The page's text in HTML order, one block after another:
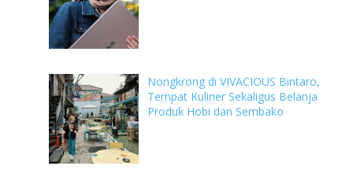
Nongkrong di VIVACIOUS Bintaro,
Tempat Kuliner Sekaligus Belanja
Produk Hobi dan Sembako